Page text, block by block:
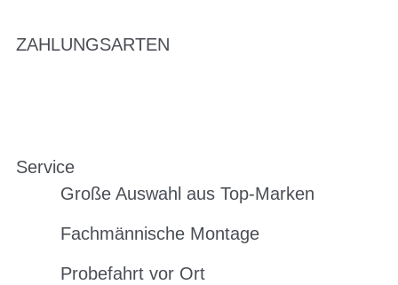
ZAHLUNGSARTEN
Service
Große Auswahl aus Top-Marken
Fachmännische Montage
Probefahrt vor Ort